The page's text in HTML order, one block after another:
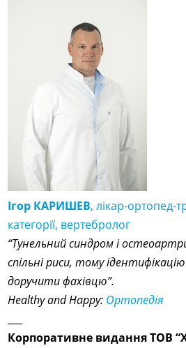
Ігор КАРИШЕВ, лікар-ортопед-
категорії, вертебролог
“Тунельний синдром і
спільні риси, тому
доручити фахівцю”.
Healthy and Happy: Ортопедія
Корпоративне видання ТОВ